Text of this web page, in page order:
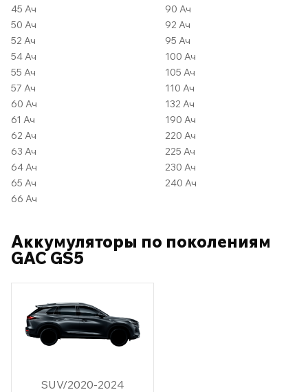
45 Ач
50 Ач
52 Ач
54 Ач
55 Ач
57 Ач
60 Ач
61 Ач
62 Ач
63 Ач
64 Ач
65 Ач
66 Ач
90 Ач
92 Ач
95 Ач
100 Ач
105 Ач
110 Ач
132 Ач
190 Ач
220 Ач
225 Ач
230 Ач
240 Ач
Аккумуляторы по поколениям
GAC GS5
SUV/2020-2024